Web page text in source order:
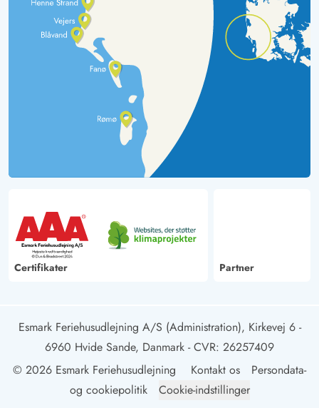
Certifikater Partner
Esmark Feriehusudlejning A/S (Administration), Kirkevej 6 -
6960 Hvide Sande, Danmark - CVR: 26257409
© 2026 Esmark Feriehusudlejning
Kontakt os
Persondata-
og cookiepolitik
Cookie-indstillinger